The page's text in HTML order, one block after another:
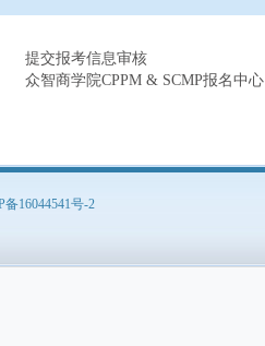
提交报考信息审核
众智商学院CPPM & SCMP报名中心
备16044541号-2